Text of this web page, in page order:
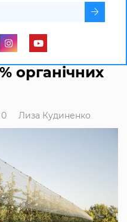
органічних
0 Лиза Кудиненко